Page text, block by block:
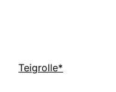
Teigrolle*